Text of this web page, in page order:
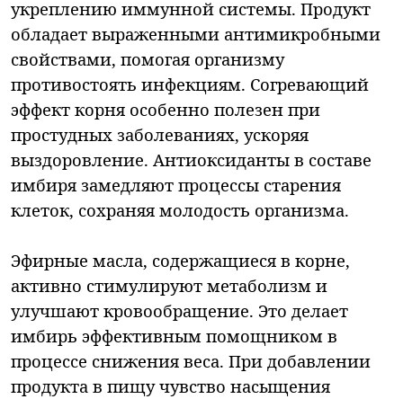
укреплению иммунной системы. Продукт
обладает выраженными антимикробными
свойствами, помогая организму
противостоять инфекциям. Согревающий
эффект корня особенно полезен при
простудных заболеваниях, ускоряя
выздоровление. Антиоксиданты в составе
имбиря замедляют процессы старения
клеток, сохраняя молодость организма.
Эфирные масла, содержащиеся в корне,
активно стимулируют метаболизм и
улучшают кровообращение. Это делает
имбирь эффективным помощником в
процессе снижения веса. При добавлении
продукта в пищу чувство насыщения